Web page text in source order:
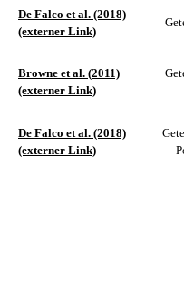
De Falco et al. (2018)
(externer Link)
Browne et al. (2011)
(externer Link)
De Falco et al. (2018)
(externer Link)